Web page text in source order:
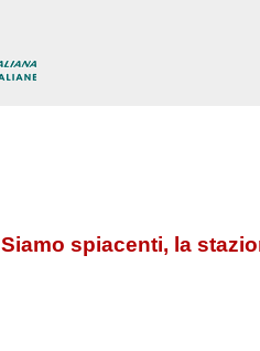
Siamo spiacenti, la